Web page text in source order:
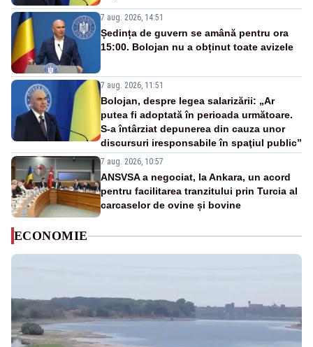
7 aug. 2026, 14:51
Ședința de guvern se amână pentru ora
15:00. Bolojan nu a obținut toate avizele
7 aug. 2026, 11:51
Bolojan, despre legea salarizării: „Ar
putea fi adoptată în perioada următoare.
S-a întârziat depunerea din cauza unor
discursuri iresponsabile în spaţiul public”
7 aug. 2026, 10:57
ANSVSA a negociat, la Ankara, un acord
pentru facilitarea tranzitului prin Turcia al
carcaselor de ovine și bovine
ECONOMIE